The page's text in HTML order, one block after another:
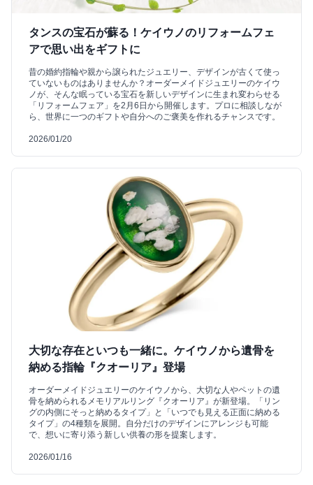
タンスの宝石が蘇る！ケイウノのリフォームフェ
アで思い出をギフトに
昔の婚約指輪や親から譲られたジュエリー、デザインが古くて使っ
ていないものはありませんか？オーダーメイドジュエリーのケイウ
ノが、そんな眠っている宝石を新しいデザインに生まれ変わらせる
「リフォームフェア」を2月6日から開催します。プロに相談しなが
ら、世界に一つのギフトや自分へのご褒美を作れるチャンスです。
2026/01/20
大切な存在といつも一緒に。ケイウノから遺骨を
納める指輪『クオーリア』登場
オーダーメイドジュエリーのケイウノから、大切な人やペットの遺
骨を納められるメモリアルリング『クオーリア』が新登場。「リン
グの内側にそっと納めるタイプ」と「いつでも見える正面に納める
タイプ」の4種類を展開。自分だけのデザインにアレンジも可能
で、想いに寄り添う新しい供養の形を提案します。
2026/01/16